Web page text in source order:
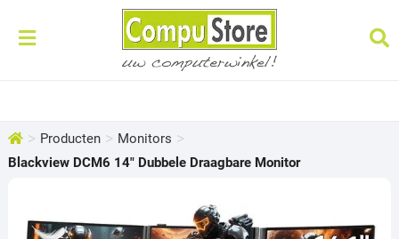
> Producten > Monitors >
Blackview DCM6 14″ Dubbele Draagbare Monitor